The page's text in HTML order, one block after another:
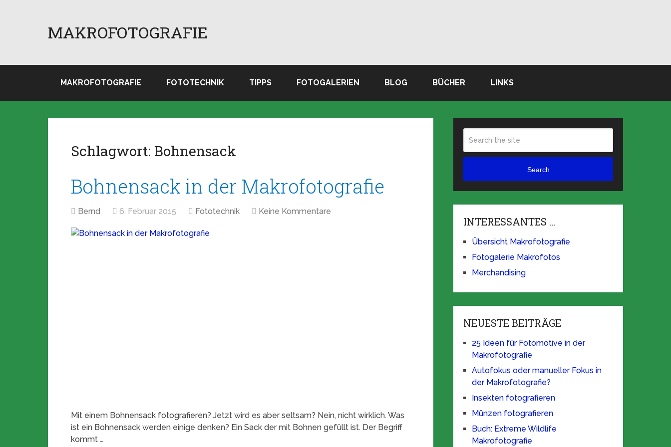
MAKROFOTOGRAFIE
MAKROFOTOGRAFIE FOTOTECHNIK TIPPS FOTOGALERIEN BLOG BÜCHER LINKS
Schlagwort: Bohnensack
Bohnensack in der Makrofotografie
Bernd 6. Februar 2015 Fototechnik Keine Kommentare
Mit einem Bohnensack fotografieren? Jetzt wird es aber seltsam? Nein, nicht wirklich. Was
ist ein Bohnensack werden einige denken? Ein Sack der mit Bohnen gefüllt ist. Der Begriff
kommt …
Search
INTERESSANTES …
Übersicht Makrofotografie
Fotogalerie Makrofotos
Merchandising
NEUESTE BEITRÄGE
25 Ideen für Fotomotive in der
Makrofotografie
Autofokus oder manueller Fokus in
der Makrofotografie?
Insekten fotografieren
Münzen fotografieren
Buch: Extreme Wildlife
Makrofotografie